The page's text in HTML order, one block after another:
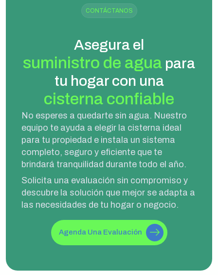
CONTÁCTANOS
Asegura el
suministro de agua para
tu hogar con una
cisterna confiable
No esperes a quedarte sin agua. Nuestro
equipo te ayuda a elegir la cisterna ideal
para tu propiedad e instala un sistema
completo, seguro y eficiente que te
brindará tranquilidad durante todo el año.
Solicita una evaluación sin compromiso y
descubre la solución que mejor se adapta a
las necesidades de tu hogar o negocio.
Agenda Una Evaluación